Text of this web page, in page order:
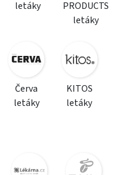
letáky
PRODUCTS
letáky
Červa
letáky
KITOS
letáky